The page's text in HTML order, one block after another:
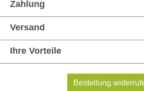
Zahlung
Versand
Ihre Vorteile
Bestellung